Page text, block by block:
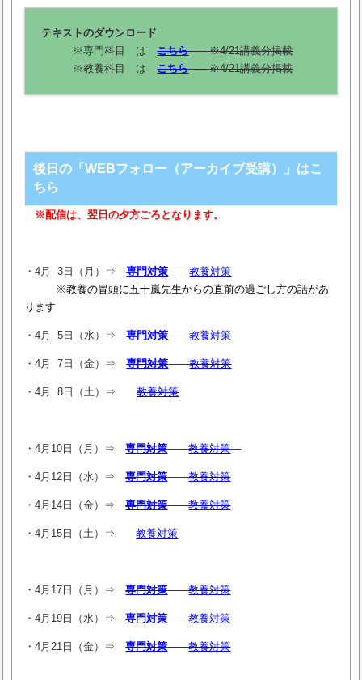
テキストのダウンロード
※専門科目 はこちら
※4/21講義分掲載
※教養科目 はこちら ※4/21講義分掲載
後日の「WEBフォロー（アーカイブ受講）」はこ
ちら
※配信は、翌日の夕方ごろとなります。
・4月 3日（月）⇒専門対策
教養対策
※教養の冒頭に五十嵐先生からの直前の過ごし方の話があ
ります
・4月 5日（水）⇒専門対策 教養対策
・4月 7日（金）⇒専門対策 教養対策
・4月 8日（土）⇒教養対策
・4月10日（月）⇒専門対策 教養対策
・4月12日（水）⇒専門対策 教養対策
・4月14日（金）⇒専門対策 教養対策
・4月15日（土）⇒教養対策
・4月17日（月）⇒専門対策 教養対策
・4月19日（水）⇒専門対策 教養対策
・4月21日（金）⇒専門対策 教養対策